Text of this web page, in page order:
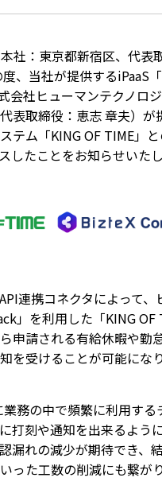
社：東京都新宿区、代表
、当社が提供するiPaaS
会社ヒューマンテクノロ
表取締役：恵志 章夫）が
テム「KING OF TIME」
したことをお知らせいたし
連携コネクタによって、
」を利用した「KING OF
申請される有給休暇や勤
を受けることが可能になり
業務の中で頻繁に利用する
打刻や通知を出来るよう
漏れの減少が期待でき、
った工数の削減にも繋がり